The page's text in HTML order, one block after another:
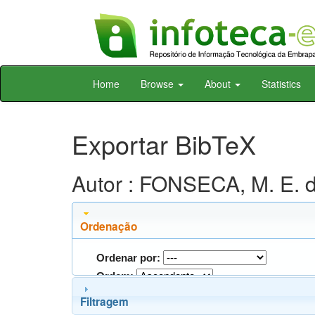
Skip
Home Browse About Statistics
Exportar BibTeX
Autor : FONSECA, M. E.
Ordenação
Ordenar por:
Ordem:
Filtragem